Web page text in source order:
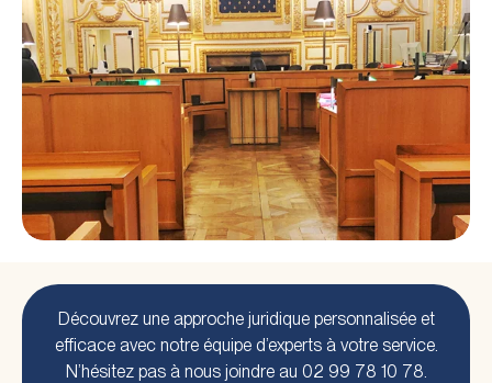
Découvrez une approche juridique personnalisée et
efficace avec notre équipe d’experts à votre service.
N’hésitez pas à nous joindre au 02 99 78 10 78.